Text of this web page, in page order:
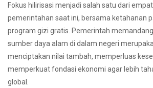
Fokus hilirisasi menjadi salah satu dari
pemerintahan saat ini, bersama ketahanan
program gizi gratis. Pemerintah
sumber daya alam di dalam negeri
menciptakan nilai tambah, memperluas
memperkuat fondasi ekonomi agar lebih
global.